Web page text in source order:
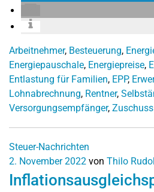
Arbeitnehmer, Besteuerung,
Energiepauschale, Energiepreise,
Entlastung für Familien, EPP,
Lohnabrechnung, Rentner,
Versorgungsempfänger, Zuschuss
Steuer-Nachrichten
2. November 2022 von Thilo